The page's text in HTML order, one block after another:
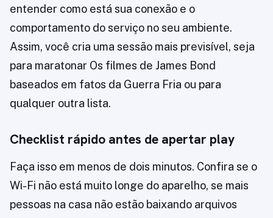
entender como está sua conexão e o
comportamento do serviço no seu ambiente.
Assim, você cria uma sessão mais previsível, seja
para maratonar Os filmes de James Bond
baseados em fatos da Guerra Fria ou para
qualquer outra lista.
Checklist rápido antes de apertar play
Faça isso em menos de dois minutos. Confira se o
Wi-Fi não está muito longe do aparelho, se mais
pessoas na casa não estão baixando arquivos